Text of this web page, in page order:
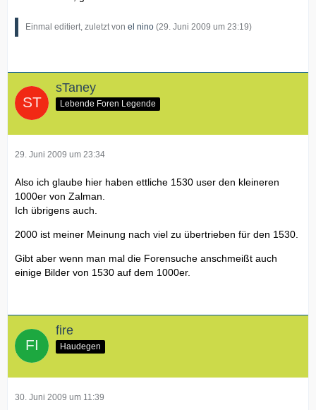
Einmal editiert, zuletzt von el nino (29. Juni 2009 um 23:19)
sTaney
Lebende Foren Legende
29. Juni 2009 um 23:34
Also ich glaube hier haben ettliche 1530 user den kleineren
1000er von Zalman.
Ich übrigens auch.
2000 ist meiner Meinung nach viel zu übertrieben für den 1530.
Gibt aber wenn man mal die Forensuche anschmeißt auch
einige Bilder von 1530 auf dem 1000er.
fire
Haudegen
30. Juni 2009 um 11:39